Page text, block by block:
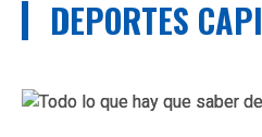
DEPORTES